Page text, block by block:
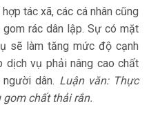
tác xã, các cá nhân cũng
rác dân lập. Sự có mặt
sẽ làm tăng mức độ cạnh
dịch vụ phải nâng cao chất
dân. Luận văn: Thực
chất thải rắn.